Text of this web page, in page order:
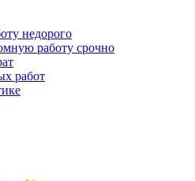
недорого
работу срочно
работ